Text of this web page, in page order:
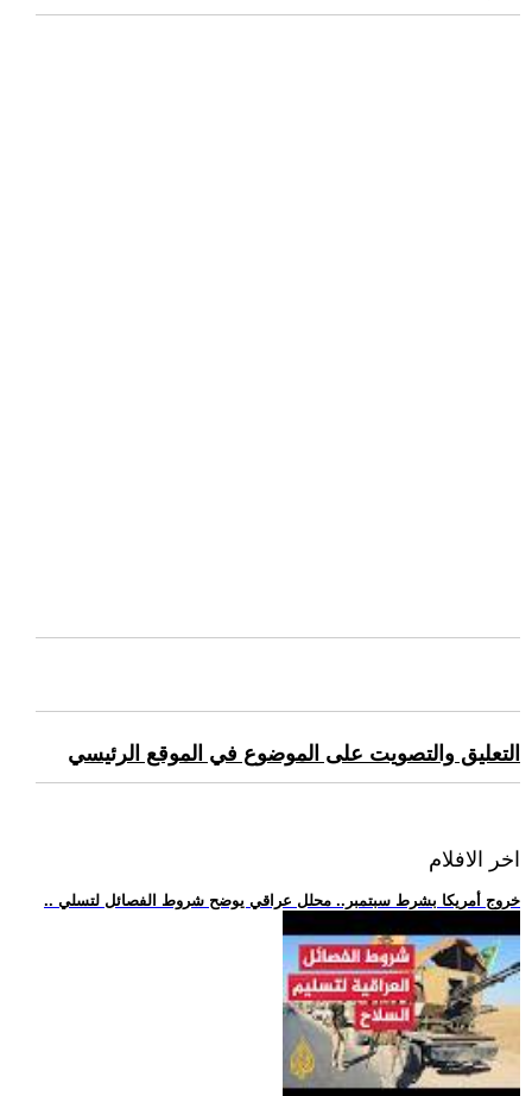
التعليق والتصويت على الموضوع في الموقع الرئيسي
اخر الافلام
.. خروج أمريكا بشرط سبتمبر.. محلل عراقي يوضح شروط الفصائل لتسلي